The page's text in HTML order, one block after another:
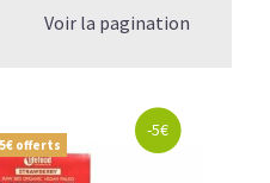
Voir la pagination
offerts
-5€